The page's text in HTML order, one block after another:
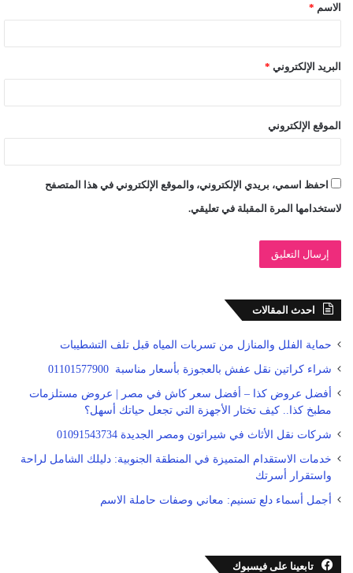
*
الاسم *
البريد الإلكتروني *
الموقع الإلكتروني
احفظ اسمي، بريدي الإلكتروني، والموقع الإلكتروني في هذا المتصفح
لاستخدامها المرة المقبلة في تعليقي.
احدث المقالات
حماية الفلل والمنازل من تسربات المياه قبل تلف التشطيبات
شراء كراتين نقل عفش بالعجوزة بأسعار مناسبة 01101577900
أفضل عروض كذا – أفضل سعر كاش في مصر | عروض مستلزمات
مطبخ كذا.. كيف تختار الأجهزة التي تجعل حياتك أسهل؟
شركات نقل الأثاث في شيراتون ومصر الجديدة 01091543734
خدمات الاستقدام المتميزة في المنطقة الجنوبية: دليلك الشامل لراحة
واستقرار أسرتك
أجمل أسماء دلع تسنيم: معاني وصفات حاملة الاسم
تابعينا على فيسبوك